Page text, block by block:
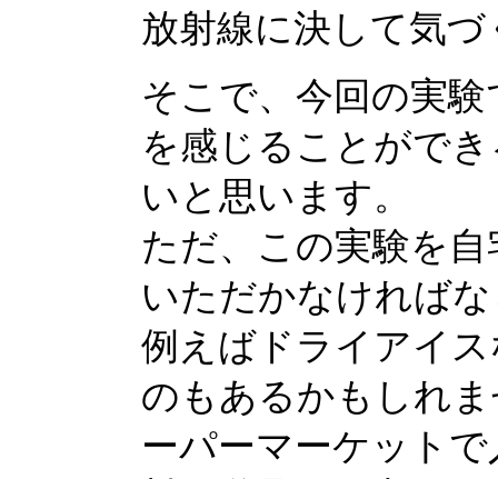
放射線に決して気
そこで、今回の実
を感じることがで
いと思います。
ただ、この実験を
いただかなければ
例えばドライアイ
のもあるかもしれ
ーパーマーケット